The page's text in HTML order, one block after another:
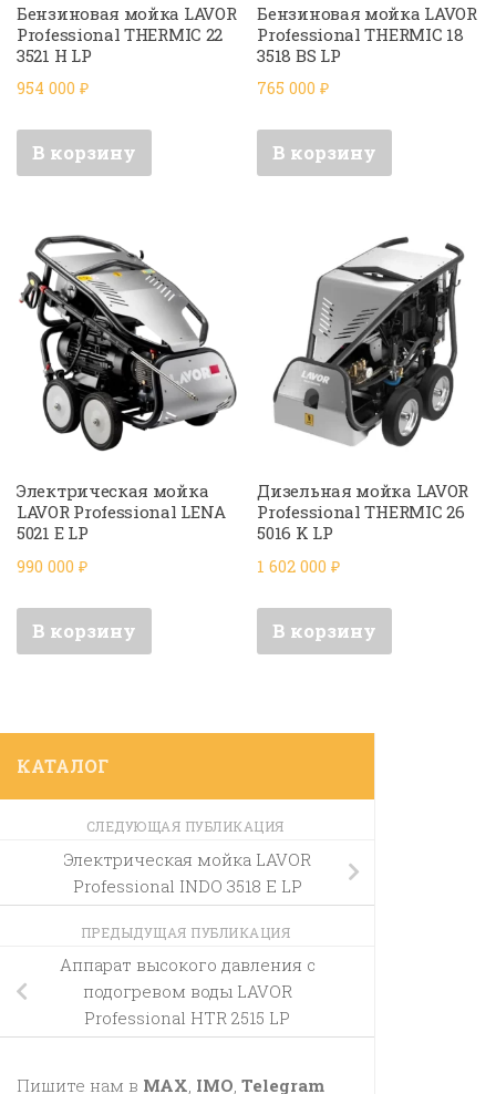
Бензиновая мойка LAVOR
Professional THERMIC 22
3521 H LP
954 000 ₽
В корзину
Бензиновая мойка LAVOR
Professional THERMIC 18
3518 BS LP
765 000₽
В корзину
Электрическая мойка
LAVOR Professional LENA
5021 E LP
990 000 ₽
В корзину
Дизельная мойка LAVOR
Professional THERMIC 26
5016 K LP
1 602 000₽
В корзину
КАТАЛОГ
СЛЕДУЮЩАЯ ПУБЛИКАЦИЯ
Электрическая мойка LAVOR
Professional INDO 3518 E LP
ПРЕДЫДУЩАЯ ПУБЛИКАЦИЯ
Аппарат высокого давления с
подогревом воды LAVOR
Professional HTR 2515 LP
Пишите нам в MAX IMO Telegram